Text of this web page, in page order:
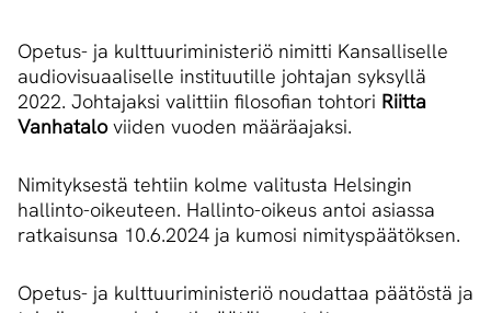
Opetus- ja kulttuuriministeriö nimitti Kansalliselle
audiovisuaaliselle instituutille johtajan syksyllä
2022. Johtajaksi valittiin filosofian tohtori Riitta
Vanhataloviiden vuoden määräajaksi.
Nimityksestä tehtiin kolme valitusta Helsingin
hallinto-oikeuteen. Hallinto-oikeus antoi asiassa
ratkaisunsa 10.6.2024 ja kumosi nimityspäätöksen.
Opetus- ja kulttuuriministeriö noudattaa päätöstä ja